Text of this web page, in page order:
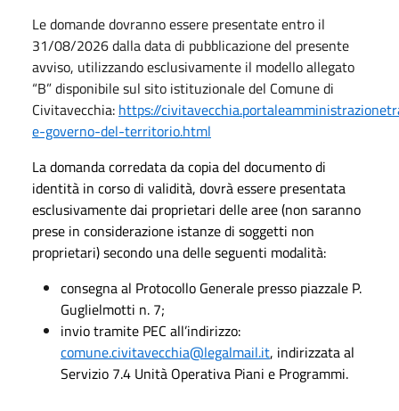
Le domande dovranno essere presentate entro il
31/08/2026 dalla data di pubblicazione del presente
avviso, utilizzando esclusivamente il modello allegato
“B” disponibile sul sito istituzionale del Comune di
Civitavecchia: https://
e-governo-del-territorio.html
La domanda corredata da copia del documento di
identità in corso di validità, dovrà essere presentata
esclusivamente dai proprietari delle aree (non saranno
prese in considerazione istanze di soggetti non
proprietari) secondo una delle seguenti modalità:
consegna al Protocollo Generale presso piazzale P.
Guglielmotti n. 7;
invio tramite PEC all’indirizzo:
comune.civitavecchia@legalmail.it, indirizzata al
Servizio 7.4 Unità Operativa Piani e Programmi.